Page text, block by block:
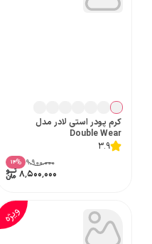
کرم پودر استی لادر مدل
Double Wear
3.9
۹٬۹۰۰٬۰۰۰ %
14
۸٬۵۰۰٬۰۰۰
ویژه